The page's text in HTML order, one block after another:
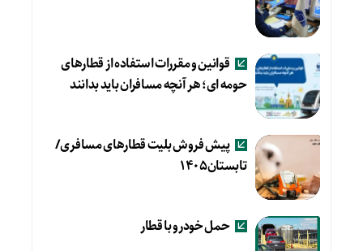
قوانین و مقررات استفاده از قطارهای
حومه ای؛ هر آنچه مسافران باید بدانند
پیش فروش بلیت قطارهای مسافری/
تابستان۱۴۰۵
حمل خودرو با قطار